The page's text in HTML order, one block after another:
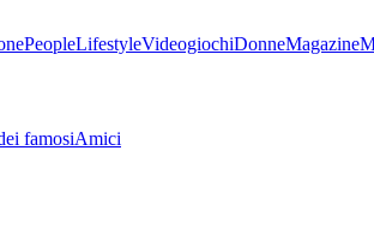
PeopleLifestyleVideogiochiDonneMagazine
famosiAmici